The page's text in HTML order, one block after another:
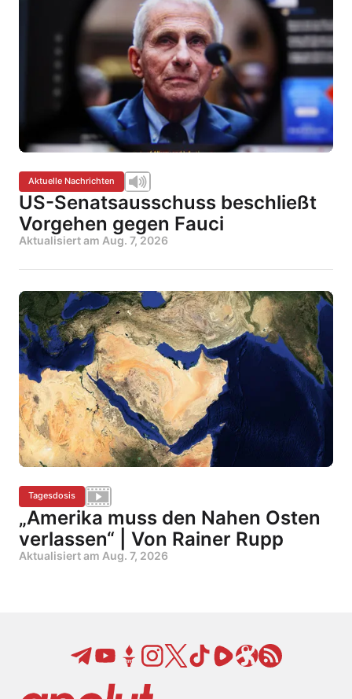
Aktuelle Nachrichten
US-Senatsausschuss beschließt
Vorgehen gegen Fauci
Aktualisiert am Aug. 7, 2026
Tagesdosis
„Amerika muss den Nahen Osten
verlassen“ | Von Rainer Rupp
Aktualisiert am Aug. 7, 2026